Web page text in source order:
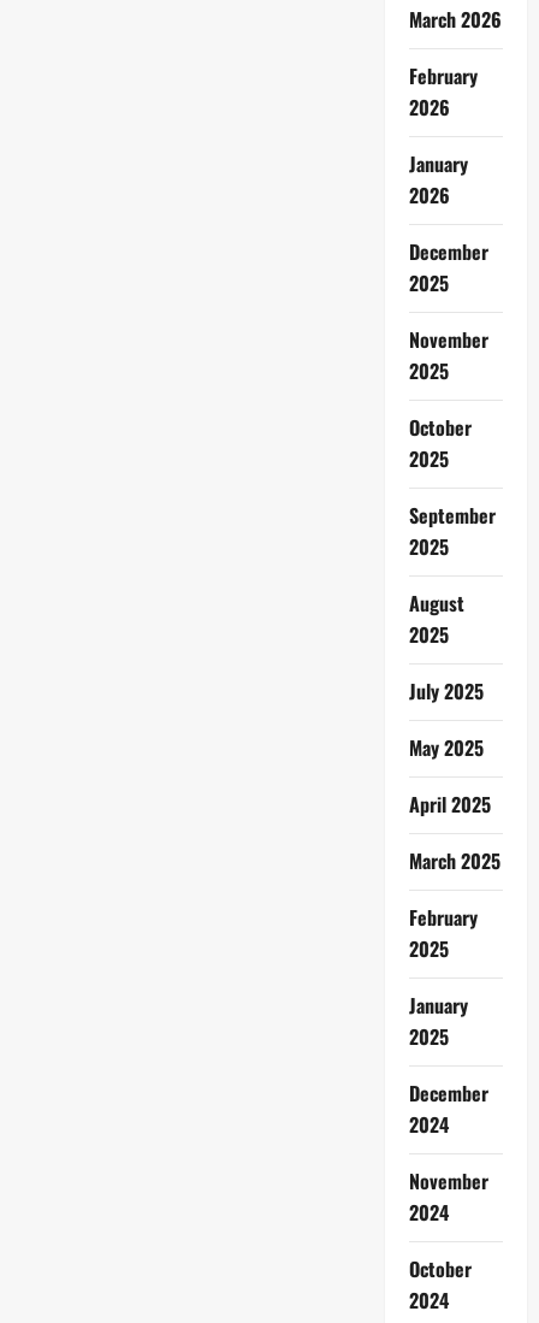
March 2026
February
2026
January
2026
December
2025
November
2025
October
2025
September
2025
August
2025
July 2025
May 2025
April 2025
March 2025
February
2025
January
2025
December
2024
November
2024
October
2024